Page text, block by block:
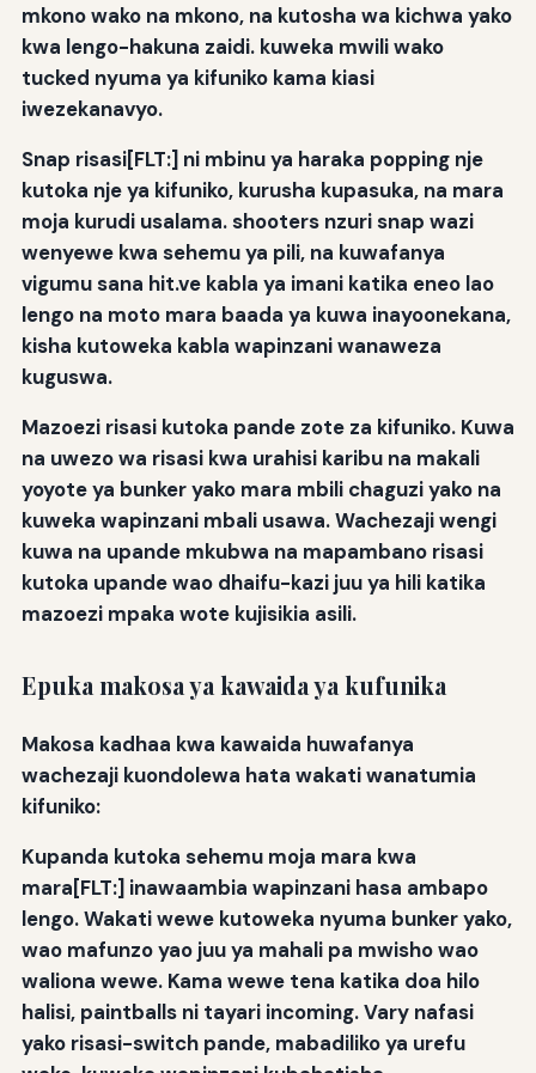
mkono wako na mkono, na kutosha wa kichwa yako
kwa lengo-hakuna zaidi. kuweka mwili wako
tucked nyuma ya kifuniko kama kiasi
iwezekanavyo.
Snap risasi[FLT:] ni mbinu ya haraka popping nje
kutoka nje ya kifuniko, kurusha kupasuka, na mara
moja kurudi usalama. shooters nzuri snap wazi
wenyewe kwa sehemu ya pili, na kuwafanya
vigumu sana hit.ve kabla ya imani katika eneo lao
lengo na moto mara baada ya kuwa inayoonekana,
kisha kutoweka kabla wapinzani wanaweza
kuguswa.
Mazoezi risasi kutoka pande zote za kifuniko. Kuwa
na uwezo wa risasi kwa urahisi karibu na makali
yoyote ya bunker yako mara mbili chaguzi yako na
kuweka wapinzani mbali usawa. Wachezaji wengi
kuwa na upande mkubwa na mapambano risasi
kutoka upande wao dhaifu-kazi juu ya hili katika
mazoezi mpaka wote kujisikia asili.
Epuka makosa ya kawaida ya kufunika
Makosa kadhaa kwa kawaida huwafanya
wachezaji kuondolewa hata wakati wanatumia
kifuniko:
Kupanda kutoka sehemu moja mara kwa
mara[FLT:] inawaambia wapinzani hasa ambapo
lengo. Wakati wewe kutoweka nyuma bunker yako,
wao mafunzo yao juu ya mahali pa mwisho wao
waliona wewe. Kama wewe tena katika doa hilo
halisi, paintballs ni tayari incoming. Vary nafasi
yako risasi-switch pande, mabadiliko ya urefu